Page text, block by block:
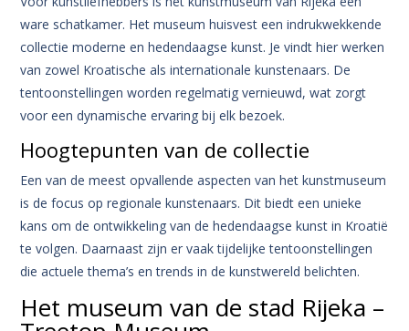
ware schatkamer. Het museum huisvest een indrukwekkende
collectie moderne en hedendaagse kunst. Je vindt hier werken
van zowel Kroatische als internationale kunstenaars. De
tentoonstellingen worden regelmatig vernieuwd, wat zorgt
voor een dynamische ervaring bij elk bezoek.
Hoogtepunten van de collectie
Een van de meest opvallende aspecten van het kunstmuseum
is de focus op regionale kunstenaars. Dit biedt een unieke
kans om de ontwikkeling van de hedendaagse kunst in Kroatië
te volgen. Daarnaast zijn er vaak tijdelijke tentoonstellingen
die actuele thema’s en trends in de kunstwereld belichten.
Het museum van de stad Rijeka –